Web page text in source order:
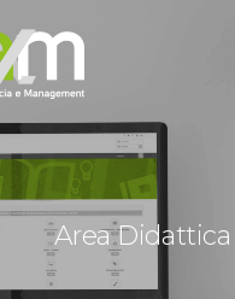
Area Didattica